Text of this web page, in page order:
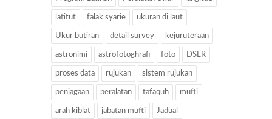
latitut falak syarie ukuran di laut
Ukur butiran detail survey kejuruteraan
astronimi astrofotoghrafi foto DSLR
proses data rujukan sistem rujukan
penjagaan peralatan tafaquh mufti
arah kiblat jabatan mufti Jadual